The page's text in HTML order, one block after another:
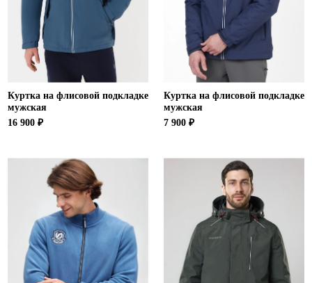
Ханты-Мансийский автономный округ (3)
Челябинская область (2)
Ямало-Ненецкий автономный округ (1)
Ярославская область (1)
Куртка на флисовой подкладке
мужская
16 900 ₽
Куртка на флисовой подкладке
мужская
7 900 ₽